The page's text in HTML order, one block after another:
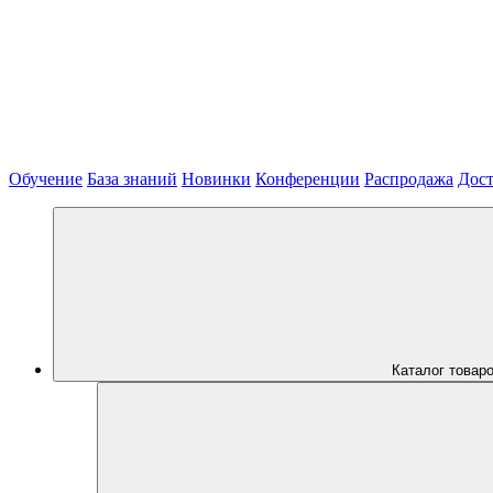
Обучение База знаний Новинки Конференции Распродажа
Каталог